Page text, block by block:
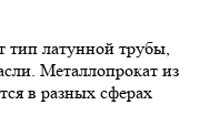
латунной трубы,
Металлопрокат из
в разных сферах